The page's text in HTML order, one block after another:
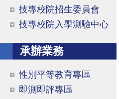
技專校院招生委員會
技專校院入學測驗中心
承辦業務
性別平等教育專區
即測即評專區